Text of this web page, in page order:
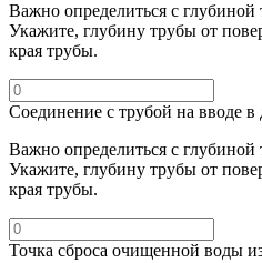
Важно определиться с глубиной
Укажите, глубину трубы от
края трубы.
Соединение с трубой на вводе в
Важно определиться с глубиной
Укажите, глубину трубы от
края трубы.
Точка сброса очищенной воды